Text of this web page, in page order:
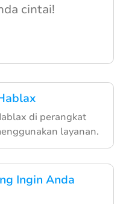
di perangkat
layanan.
Ingin Anda
cintai!